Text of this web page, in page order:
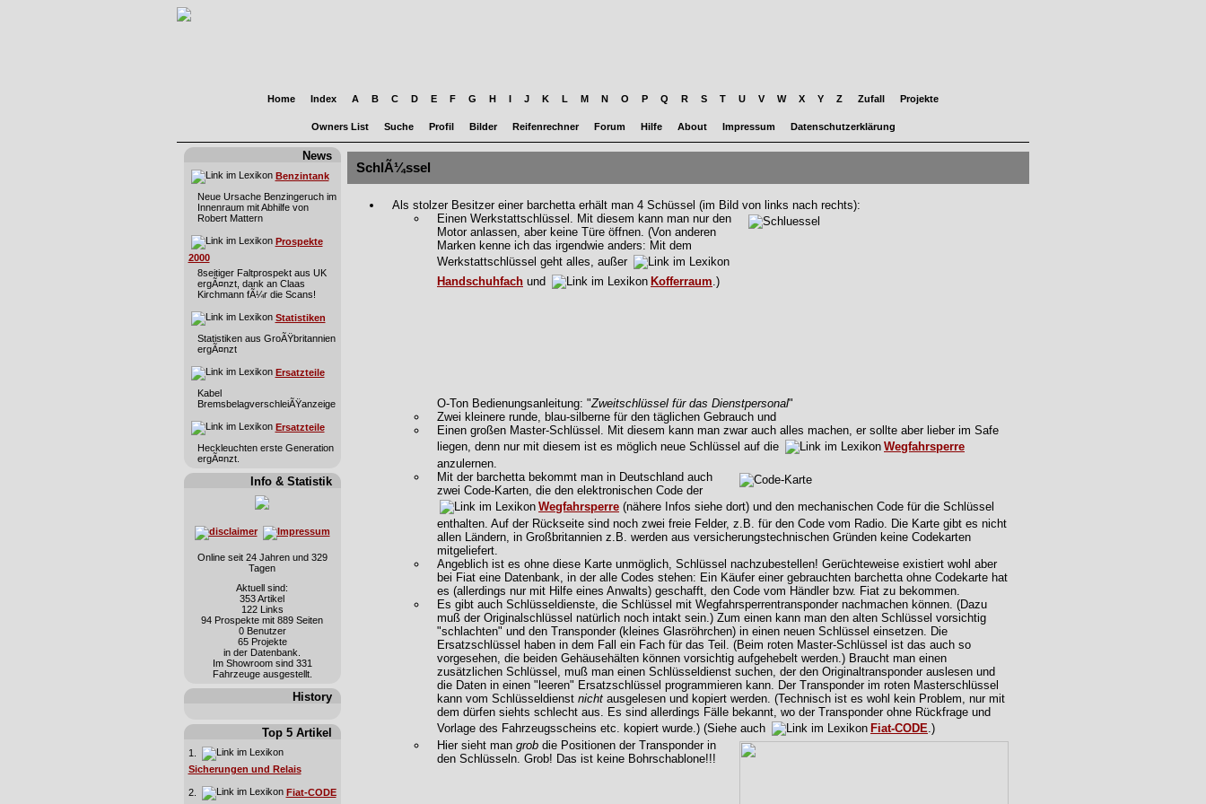
Home Index A B C D E F G H I J K L M N O P Q R S T U V W X Y Z Zufall Projekte
Owners List Suche Profil Bilder Reifenrechner Forum Hilfe About Impressum Datenschutzerklärung
News
Benzintank
Neue Ursache Benzingeruch im
Innenraum mit Abhilfe von
Robert Mattern
Prospekte
2000
8seitiger Faltprospekt aus UK
ergÃ¤nzt, dank an Claas
Kirchmann fÃ¼r die Scans!
Statistiken
Statistiken aus GroÃŸbritannien
ergÃ¤nzt
Ersatzteile
Kabel
BremsbelagverschleiÃŸanzeige
Ersatzteile
Heckleuchten erste Generation
ergÃ¤nzt.
Info & Statistik
Online seit 24 Jahren und 329
Tagen
Aktuell sind:
353 Artikel
122 Links
94 Prospekte mit 889 Seiten
0 Benutzer
65 Projekte
in der Datenbank.
Im Showroom sind 331
Fahrzeuge ausgestellt.
History
Top 5 Artikel
1.
Sicherungen und Relais
2. Fiat-CODE
SchlÃ¼ssel
Als stolzer Besitzer einer barchetta erhält man 4 Schüssel (im Bild von links nach rechts):
Einen Werkstattschlüssel. Mit diesem kann man nur den
Motor anlassen, aber keine Türe öffnen. (Von anderen
Marken kenne ich das irgendwie anders: Mit dem
Werkstattschlüssel geht alles, außer
Handschuhfach und Kofferraum .)
O-Ton Bedienungsanleitung: "Zweitschlüssel für das Dienstpersonal"
Zwei kleinere runde, blau-silberne für den täglichen Gebrauch und
Einen großen Master-Schlüssel. Mit diesem kann man zwar auch alles machen, er sollte aber lieber im Safe
liegen, denn nur mit diesem ist es möglich neue Schlüssel auf die
Wegfahrsperre
anzulernen.
Mit der barchetta bekommt man in Deutschland auch
zwei Code-Karten, die den elektronischen Code der
Wegfahrsperre (nähere Infos siehe dort) und den mechanischen Code für die Schlüssel
enthalten. Auf der Rückseite sind noch zwei freie Felder, z.B. für den Code vom Radio. Die Karte gibt es nicht
allen Ländern, in Großbritannien z.B. werden aus versicherungstechnischen Gründen keine Codekarten
mitgeliefert.
Angeblich ist es ohne diese Karte unmöglich, Schlüssel nachzubestellen! Gerüchteweise existiert wohl aber
bei Fiat eine Datenbank, in der alle Codes stehen: Ein Käufer einer gebrauchten barchetta ohne Codekarte hat
es (allerdings nur mit Hilfe eines Anwalts) geschafft, den Code vom Händler bzw. Fiat zu bekommen.
Es gibt auch Schlüsseldienste, die Schlüssel mit Wegfahrsperrentransponder nachmachen können. (Dazu
muß der Originalschlüssel natürlich noch intakt sein.) Zum einen kann man den alten Schlüssel vorsichtig
"schlachten" und den Transponder (kleines Glasröhrchen) in einen neuen Schlüssel einsetzen. Die
Ersatzschlüssel haben in dem Fall ein Fach für das Teil. (Beim roten Master-Schlüssel ist das auch so
vorgesehen, die beiden Gehäusehälten können vorsichtig aufgehebelt werden.) Braucht man einen
zusätzlichen Schlüssel, muß man einen Schlüsseldienst suchen, der den Originaltransponder auslesen und
die Daten in einen "leeren" Ersatzschlüssel programmieren kann. Der Transponder im roten Masterschlüssel
kann vom Schlüsseldienst nicht ausgelesen und kopiert werden. (Technisch ist es wohl kein Problem, nur mit
dem dürfen siehts schlecht aus. Es sind allerdings Fälle bekannt, wo der Transponder ohne Rückfrage und
Vorlage des Fahrzeugsscheins etc. kopiert wurde.) (Siehe auch
Fiat-CODE .)
Hier sieht man grob die Positionen der Transponder in
den Schlüsseln. Grob! Das ist keine Bohrschablone!!!